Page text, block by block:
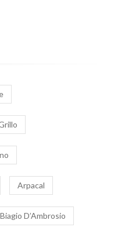
Arpacal
Biagio D’Ambrosio